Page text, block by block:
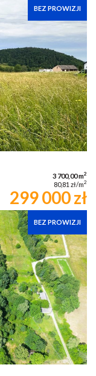
BEZ PROWIZJI
3 700,00 m2
80,81 zł/m2
299 000 zł
BEZ PROWIZJI